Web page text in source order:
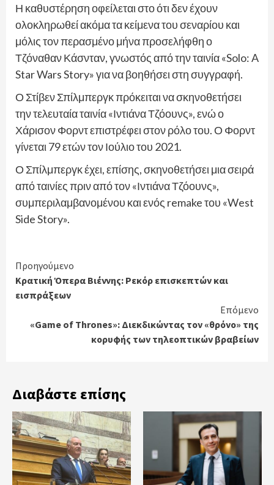
Η καθυστέρηση οφείλεται στο ότι δεν έχουν
ολοκληρωθεί ακόμα τα κείμενα του σεναρίου και
μόλις τον περασμένο μήνα προσελήφθη ο
Τζόναθαν Κάσνταν, γνωστός από την ταινία «Solo: A
Star Wars Story» για να βοηθήσει στη συγγραφή.
Ο Στίβεν Σπίλμπεργκ πρόκειται να σκηνοθετήσει
την τελευταία ταινία «Ιντιάνα Τζόουνς», ενώ ο
Χάρισον Φορντ επιστρέφει στον ρόλο του. Ο Φορντ
γίνεται 79 ετών τον Ιούλιο του 2021.
Ο Σπίλμπεργκ έχει, επίσης, σκηνοθετήσει μια σειρά
από ταινίες πριν από τον «Ιντιάνα Τζόουνς»,
συμπεριλαμβανομένου και ενός remake του «West
Side Story».
Continue
Reading
Προηγούμενο
Κρατική Όπερα Βιέννης: Ρεκόρ επισκεπτών και
εισπράξεων
Επόμενο
«Game of Thrones»: Διεκδικώντας τον «θρόνο» της
κορυφής των τηλεοπτικών βραβείων
Διαβάστε επίσης